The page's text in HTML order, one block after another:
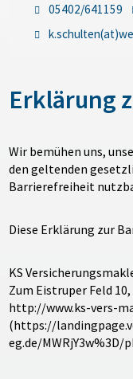
05402/641159
Erklärung
Wir bemühen uns,
den geltenden
Barrierefreiheit
Diese Erklärung zur
KS
Zum Eistruper Feld
http://www.ks-vers-
(https://
eg.de/